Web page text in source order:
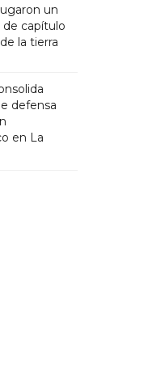
un
de capítulo
la tierra
defensa
en La